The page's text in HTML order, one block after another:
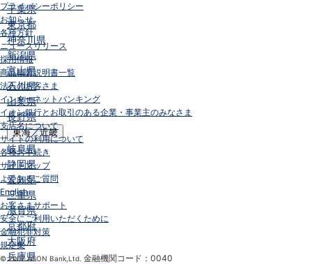
千葉県
東京都
神奈川県
新潟県
富山県
石川県
山梨県
長野県
東海／近畿
岐阜県
静岡県
愛知県
三重県
滋賀県
京都府
大阪府
兵庫県
プライバシーポリシー
お知らせ
各種方針
ニュースリリース
採用情報
商品概要説明書一覧
法人のお客さま
インターネットバンキング
イオン銀行とお取引のある企業・事業主のみなさま
支店名について
サイトの利用について
各種お手続き
サイトマップ
よくあるご質問
English
お客さまサポート
安全にご利用いただくために
金融犯罪対策
規定集
© 2007 AEON Bank,Ltd. 金融機関コード：0040